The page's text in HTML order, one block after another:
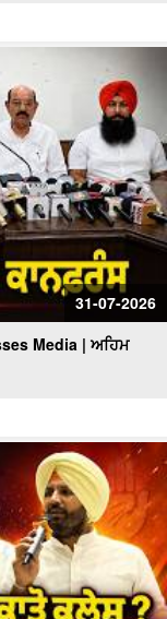
31-07-2026
Media | ਅਹਿਮ